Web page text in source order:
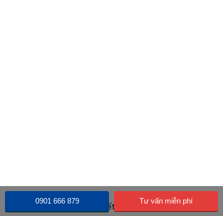
Như vậy, qua nội dung bài viết trên bạn bạn đã có thể lựa
0901 666 879 Tư vấn miễn phí